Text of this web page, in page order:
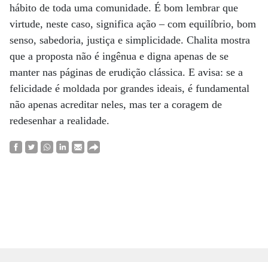
hábito de toda uma comunidade. É bom lembrar que
virtude, neste caso, significa ação – com equilíbrio, bom
senso, sabedoria, justiça e simplicidade. Chalita mostra
que a proposta não é ingênua e digna apenas de se
manter nas páginas de erudição clássica. E avisa: se a
felicidade é moldada por grandes ideais, é fundamental
não apenas acreditar neles, mas ter a coragem de
redesenhar a realidade.